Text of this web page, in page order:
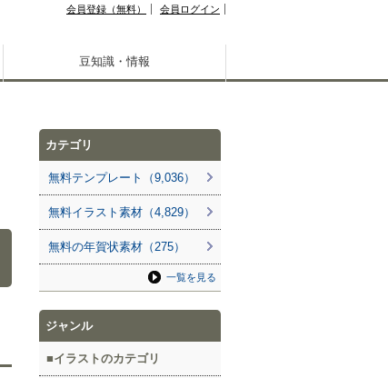
会員登録（無料） 会員ログイン
豆知識・情報
カテゴリ
無料テンプレート（9,036）
無料イラスト素材（4,829）
無料の年賀状素材（275）
一覧を見る
ジャンル
イラストのカテゴリ